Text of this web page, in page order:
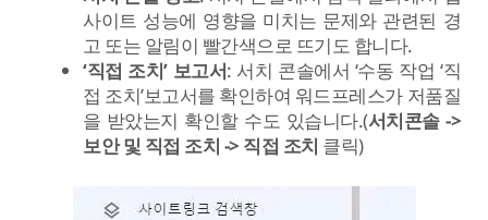
사이트 성능에 영향을 미치는 문제와 관련된 경
고 또는 알림이 빨간색으로 뜨기도 합니다.
‘직접 조치’ 보고서: 서치 콘솔에서 ‘수동 작업 ‘직
접 조치’보고서를 확인하여 워드프레스가 저품질
을 받았는지 확인할 수도 있습니다.(서치콘솔 ->
보안 및 직접 조치 -> 직접 조치 클릭)